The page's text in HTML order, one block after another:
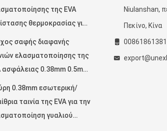
της EVA
θερμοκρασίας για
επεξεργασία γυαλιού
σαφής διαφανής
ελασματοποίησης της
ασφάλειας 0.38mm 0.5mm
για το γυαλί
0.38mm εσωτερική/
ταινία της EVA για την
γυαλιού
Niulanshan,
Πεκίνο, Κίνα